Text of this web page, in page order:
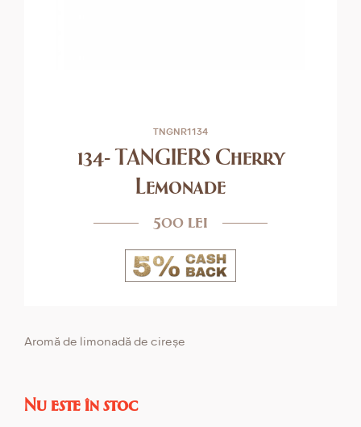
TNGNR1134
134- TANGIERS Cherry
Lemonade
500 lei
Aromă de limonadă de cireșе
Nu este în stoc